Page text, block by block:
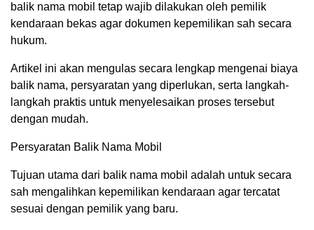
balik nama mobil tetap wajib dilakukan oleh pemilik
kendaraan bekas agar dokumen kepemilikan sah secara
hukum.
Artikel ini akan mengulas secara lengkap mengenai biaya
balik nama, persyaratan yang diperlukan, serta langkah-
langkah praktis untuk menyelesaikan proses tersebut
dengan mudah.
Persyaratan Balik Nama Mobil
Tujuan utama dari balik nama mobil adalah untuk secara
sah mengalihkan kepemilikan kendaraan agar tercatat
sesuai dengan pemilik yang baru.